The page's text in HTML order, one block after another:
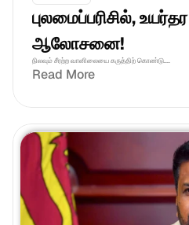
புலமைப்பரிசில்,
ஆலோசனை!
நிலவும் சீரற்ற வானிலையை கருத்திற் கொண்டு....
Read More